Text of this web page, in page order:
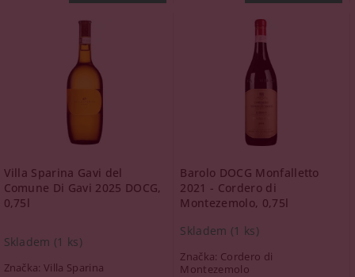
Villa Sparina Gavi del
Comune Di Gavi 2025 DOCG,
0,75l
Skladem (1 ks)
Značka:Villa Sparina
Barolo DOCG Monfalletto
2021 - Cordero di
Montezemolo, 0,75l
Skladem (1 ks)
Značka: Cordero di
Montezemolo